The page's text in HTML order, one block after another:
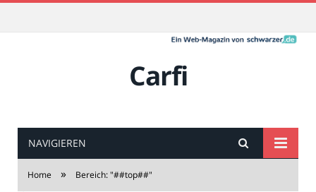
Carfi
NAVIGIEREN
Home » Bereich: "##top##"